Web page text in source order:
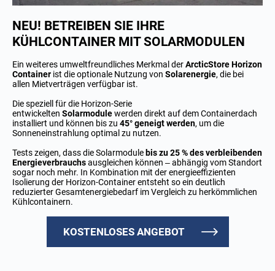
NEU! BETREIBEN SIE IHRE
KÜHLCONTAINER MIT SOLARMODULEN
Ein weiteres umweltfreundliches Merkmal derArcticStore Horizon
Container ist die optionale Nutzung von Solarenergie, die bei
allen Mietverträgen verfügbar ist.
Die speziell für die Horizon-Serie
entwickelten Solarmodulewerden direkt auf dem Containerdach
installiert und können bis zu 45° geneigt werden, um die
Sonneneinstrahlung optimal zu nutzen.
Tests zeigen, dass die Solarmodule bis zu 25 % des verbleibenden
Energieverbrauchsausgleichen können – abhängig vom Standort
sogar noch mehr. In Kombination mit der energieeffizienten
Isolierung der Horizon-Container entsteht so ein deutlich
reduzierter Gesamtenergiebedarf im Vergleich zu herkömmlichen
Kühlcontainern.
KOSTENLOSES ANGEBOT